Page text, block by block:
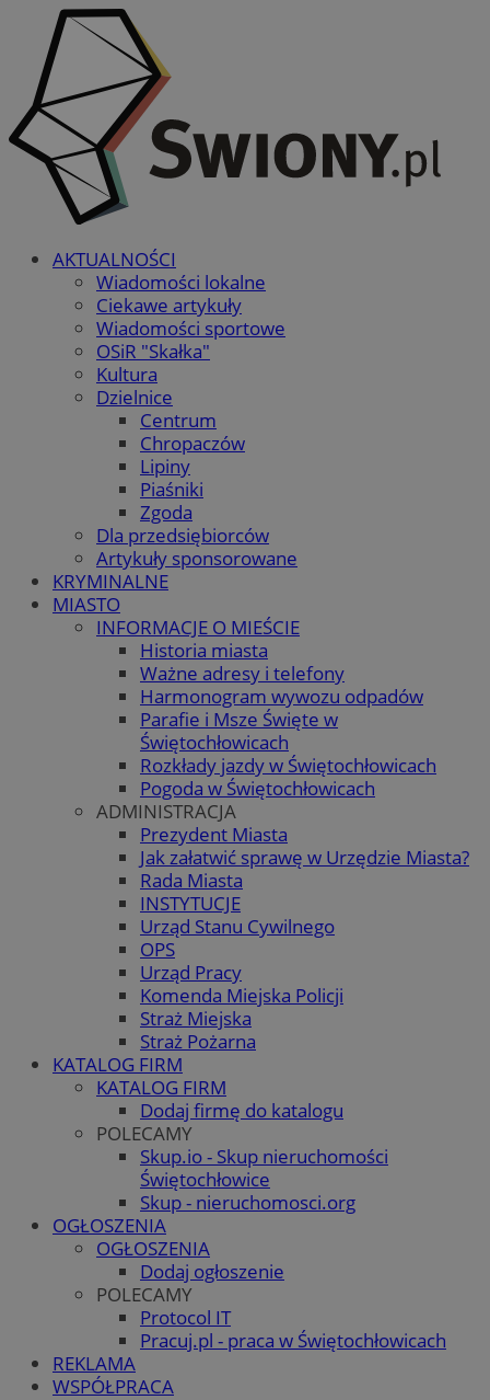
AKTUALNOŚCI
Wiadomości lokalne
Ciekawe artykuły
Wiadomości sportowe
OSiR "Skałka"
Kultura
Dzielnice
Centrum
Chropaczów
Lipiny
Piaśniki
Zgoda
Dla przedsiębiorców
Artykuły sponsorowane
KRYMINALNE
MIASTO
INFORMACJE O MIEŚCIE
Historia miasta
Ważne adresy i telefony
Harmonogram wywozu odpadów
Parafie i Msze Święte w
Świętochłowicach
Rozkłady jazdy w Świętochłowicach
Pogoda w Świętochłowicach
ADMINISTRACJA
Prezydent Miasta
Jak załatwić sprawę w Urzędzie Miasta?
Rada Miasta
INSTYTUCJE
Urząd Stanu Cywilnego
OPS
Urząd Pracy
Komenda Miejska Policji
Straż Miejska
Straż Pożarna
KATALOG FIRM
KATALOG FIRM
Dodaj firmę do katalogu
POLECAMY
Skup.io - Skup nieruchomości
Świętochłowice
Skup - nieruchomosci.org
OGŁOSZENIA
OGŁOSZENIA
Dodaj ogłoszenie
POLECAMY
Protocol IT
Pracuj.pl - praca w Świętochłowicach
REKLAMA
WSPÓŁPRACA